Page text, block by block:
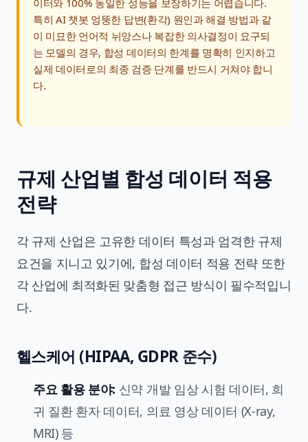
특히AI 챗봇 엉뚱한 답변(환각) 원인과 해결 방법과 같
이 미묘한 언어적 뉘앙스나 복잡한 의사결정이 요구되
는 모델의 경우, 합성 데이터의 한계를 명확히 인지하고
실제 데이터로의 최종 검증 단계를 반드시 거쳐야 합니
다.
규제 산업별 합성 데이터 적용
전략
각 규제 산업은 고유한 데이터 특성과 엄격한 규제
요건을 지니고 있기에, 합성 데이터 적용 전략 또한
각 산업에 최적화된 맞춤형 접근 방식이 필수적입니
다.
헬스케어 (HIPAA, GDPR 준수)
주요 활용 분야: 신약 개발 임상 시험 데이터, 희
귀 질환 환자 데이터, 의료 영상 데이터 (X-ray,
MRI) 등